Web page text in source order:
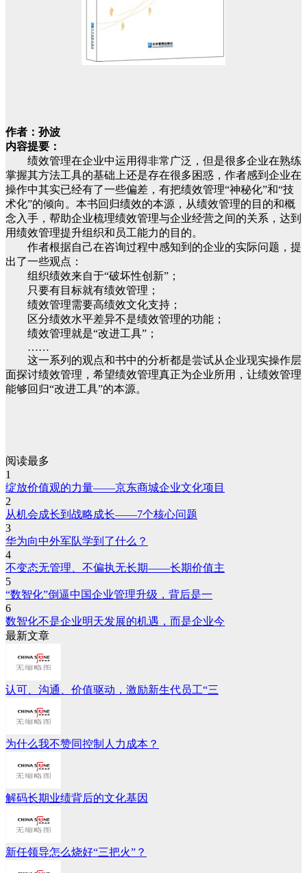
作者：孙波
内容提要：
绩效管理在企业中运用得非常广泛，但是很多企业在熟练
掌握其方法工具的基础上还是存在很多困惑，作者感到企业在
操作中其实已经有了一些偏差，有把绩效管理“神秘化”和“技
术化”的倾向。本书回归绩效的本源，从绩效管理的目的和概
念入手，帮助企业梳理绩效管理与企业经营之间的关系，达到
用绩效管理提升组织和员工能力的目的。
作者根据自己在咨询过程中感知到的企业的实际问题，提
出了一些观点：
组织绩效来自于“破坏性创新”；
只要有目标就有绩效管理；
绩效管理需要高绩效文化支持；
区分绩效水平差异不是绩效管理的功能；
绩效管理就是“改进工具”；
……
这一系列的观点和书中的分析都是尝试从企业现实操作层
面探讨绩效管理，希望绩效管理真正为企业所用，让绩效管理
能够回归“改进工具”的本源。
阅读最多
1
绽放价值观的力量——京东商城企业文化项目
2
从机会成长到战略成长——7个核心问题
3
华为向中外军队学到了什么？
4
不变态无管理、不偏执无长期——长期价值主
5
“数智化”倒逼中国企业管理升级，背后是一
6
数智化不是企业明天发展的机遇，而是企业今
最新文章
认可、沟通、价值驱动，激励新生代员工“三
为什么我不赞同控制人力成本？
解码长期业绩背后的文化基因
新任领导怎么烧好“三把火”？